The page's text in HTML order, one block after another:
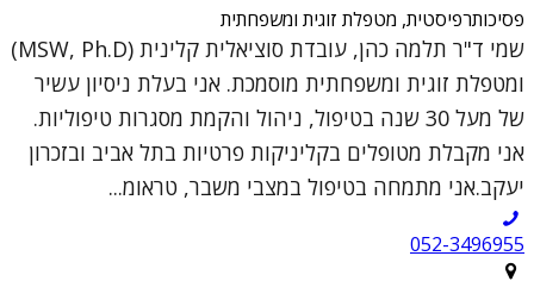
פסיכותרפיסטית, מטפלת זוגית ומשפחתית
שמי ד"ר תלמה כהן, עובדת סוציאלית קלינית (MSW, Ph.D)
ומטפלת זוגית ומשפחתית מוסמכת. אני בעלת ניסיון עשיר
של מעל 30 שנה בטיפול, ניהול והקמת מסגרות טיפוליות.
אני מקבלת מטופלים בקליניקות פרטיות בתל אביב ובזכרון
יעקב.אני מתמחה בטיפול במצבי משבר, טראומ...
052-3496955